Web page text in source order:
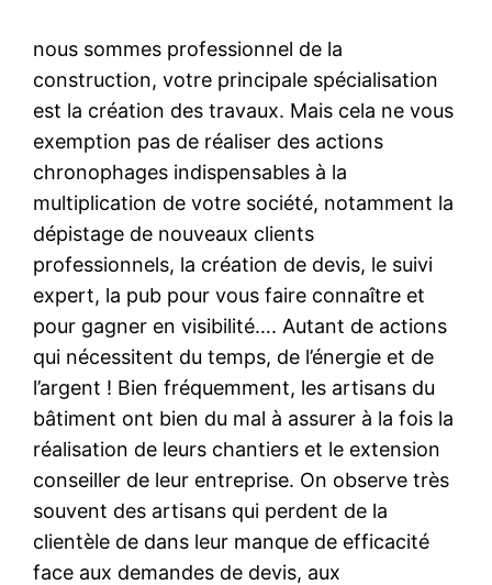
nous sommes professionnel de la
construction, votre principale spécialisation
est la création des travaux. Mais cela ne vous
exemption pas de réaliser des actions
chronophages indispensables à la
multiplication de votre société, notamment la
dépistage de nouveaux clients
professionnels, la création de devis, le suivi
expert, la pub pour vous faire connaître et
pour gagner en visibilité…. Autant de actions
qui nécessitent du temps, de l’énergie et de
l’argent ! Bien fréquemment, les artisans du
bâtiment ont bien du mal à assurer à la fois la
réalisation de leurs chantiers et le extension
conseiller de leur entreprise. On observe très
souvent des artisans qui perdent de la
clientèle de dans leur manque de efficacité
face aux demandes de devis, aux